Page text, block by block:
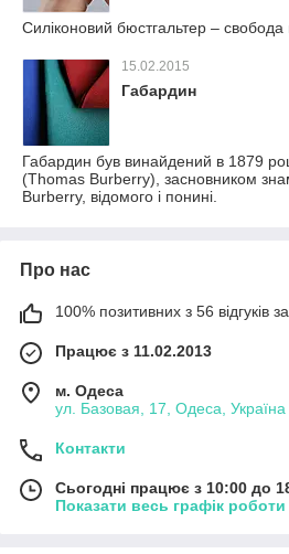
Силіконовий бюстгальтер – свобода
15.02.2015
Габардин
Габардин був винайдений в 1879
(Thomas Burberry), засновником
Burberry, відомого і понині.
Про нас
100% позитивних з 56 відгуків за
Працює з 11.02.2013
м. Одеса
ул. Базовая, 17, Одеса, Україна
Контакти
Сьогодні працює з 10:00 до
Показати весь графік роботи